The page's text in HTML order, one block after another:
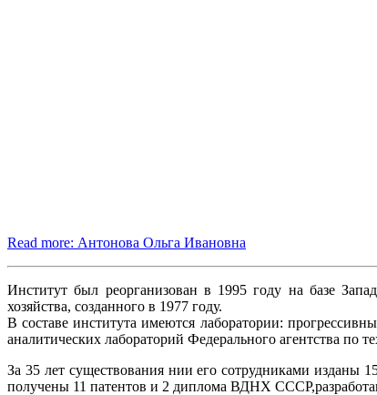
Read more: Антонова Ольга Ивановна
Институт был реорганизован в 1995 году на базе
хозяйства, созданного в 1977 году.
В составе института имеются лаборатории:
аналитических лабораторий Федерального агентства по
За 35 лет существования нии его сотрудниками изданы
получены 11 патентов и 2 диплома ВДНХ